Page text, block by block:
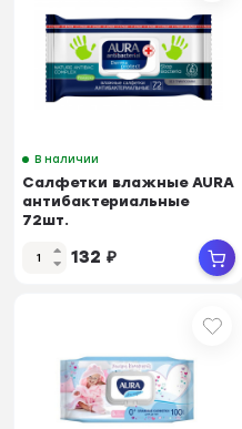
В наличии
Салфетки влажные AURA
антибактериальные
72шт.
132 ₽